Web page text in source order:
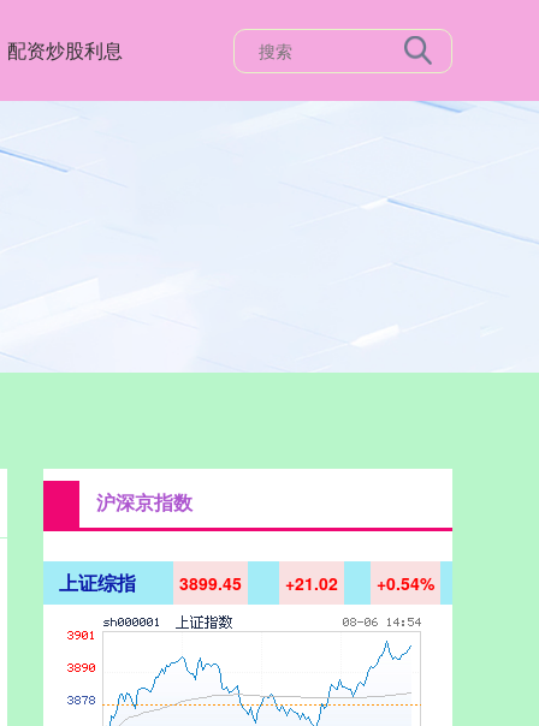
配资炒股利息
沪深京指数
上证综指 3899.45 +21.02 +0.54%